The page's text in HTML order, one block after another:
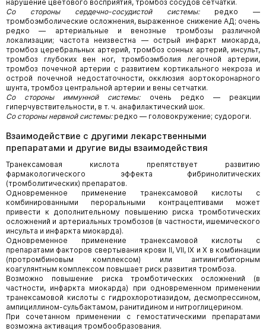
нарушение цветового восприятия, тромбоз сосудов сетчатки.
Со стороны сердечно-сосудистой системы: редко —
тромбоэмболические осложнения, выраженное снижение АД; очень
редко — артериальные и венозные тромбозы различной
локализации; частота неизвестна — острый инфаркт миокарда,
тромбоз церебральных артерий, тромбоз сонных артерий, инсульт,
тромбоз глубоких вен ног, тромбоэмболия легочной артерии,
тромбоз почечной артерии с развитием кортикального некроза и
острой почечной недостаточности, окклюзия аортокоронарного
шунта, тромбоз центральной артерии и вены сетчатки.
Со стороны иммунной системы:очень редко — реакции
гиперчувствительности, в т. ч. анафилактический шок.
Со стороны нервной системы: редко — головокружение; судороги.
Взаимодействие с другими лекарственными
препаратами и другие виды взаимодействия
Транексамовая кислота препятствует развитию
фармакологического эффекта фибринолитических
(тромболитических) препаратов.
Одновременное применение транексамовой кислоты с
комбинированными пероральными контрацептивами может
привести к дополнительному повышению риска тромботических
осложнений и артериальных тромбозов (в частности, ишемического
инсульта и инфаркта миокарда).
Одновременное применение транексамовой кислоты с
препаратами факторов свертывания крови II, VII, IX и X в комбинации
(протромбиновым комплексом) или антиингибиторным
коагулянтным комплексом повышает риск развития тромбоза.
Возможно повышение риска тромботических осложнений (в
частности, инфаркта миокарда) при одновременном применении
транексамовой кислоты с гидрохлоротиазидом, десмопрессином,
ампициллином-сульбактамом, ранитидином и нитроглицерином.
При сочетанном применении с гемостатическими препаратами
возможна активация тромбообразования.